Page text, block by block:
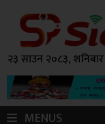
२३ साउन २०८३, शनिबार
MENUS